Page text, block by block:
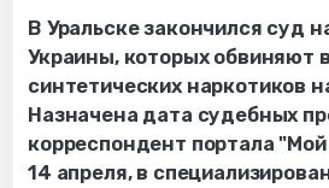
В Уральске закончился суд
Украины, которых обвиняют
синтетических наркотиков
Назначена дата судебных
корреспондент портала
14 апреля, в